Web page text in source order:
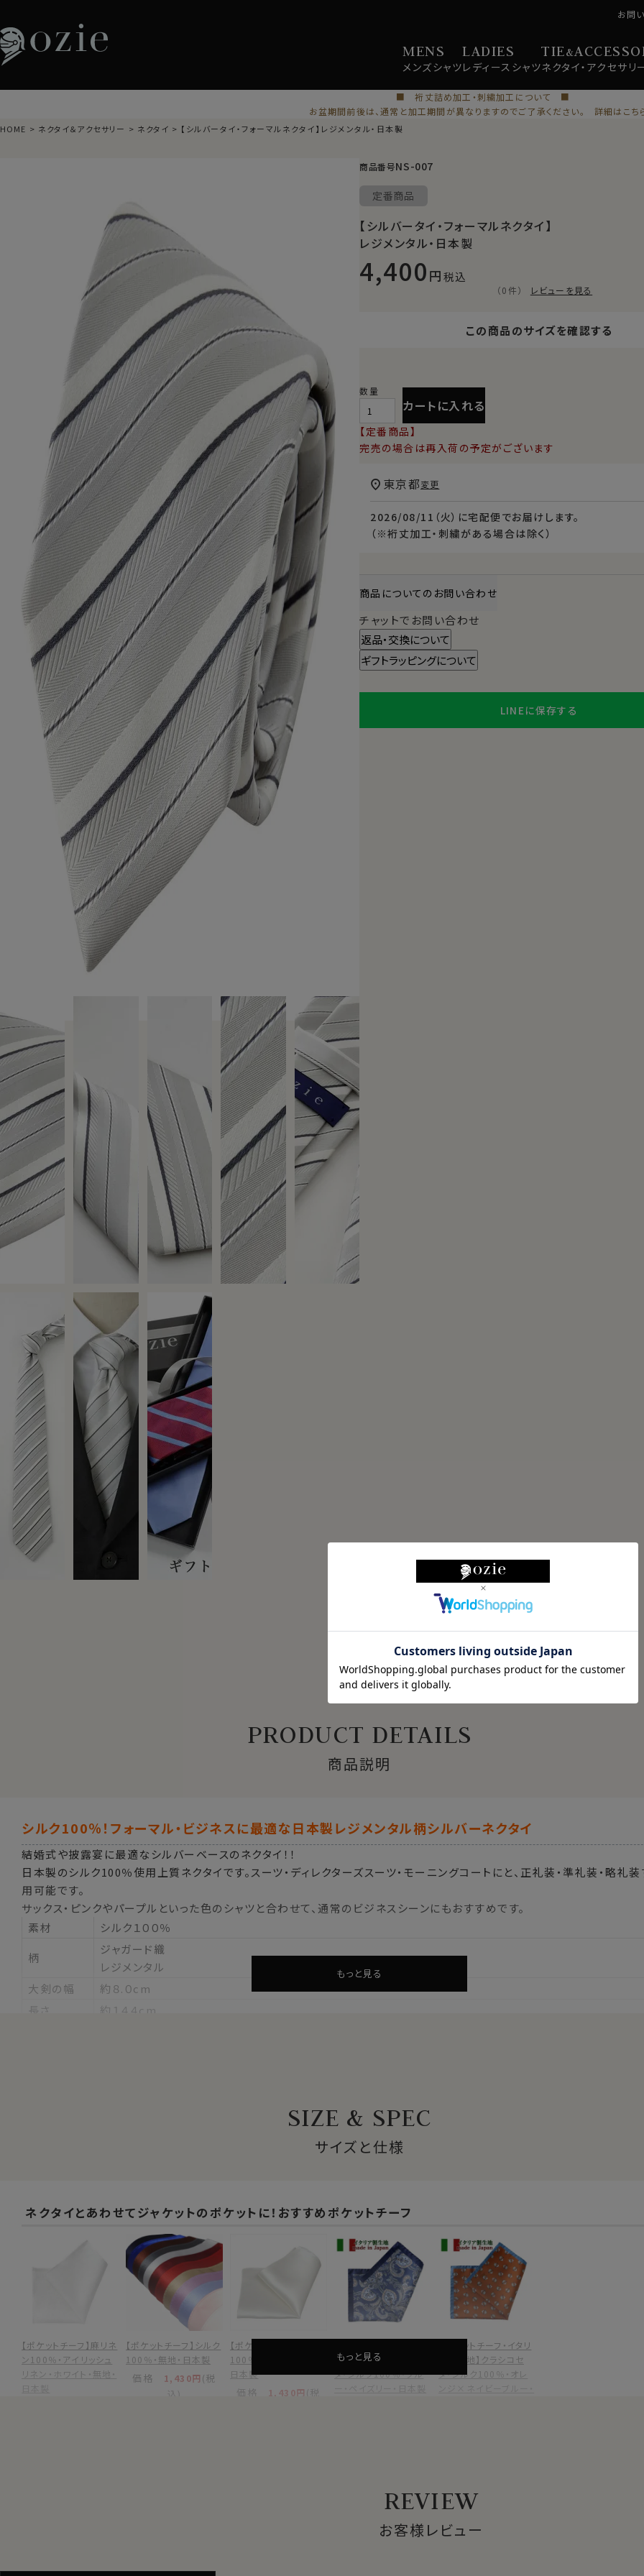
MENS
メンズシャツ
LADIES
レディース シャツ
TIE&
ネクタイ・ アクセサリ
お問
■ 裄丈詰め加工・刺繍加工について ■
お盆期間前後は、通常と加工期間が異なりますのでご了承ください。 詳細はこ
HOME ネクタイ＆アクセサリー ネクタイ 【シルバータイ・フォーマルネクタイ】レジメンタル・日本製
商品番号NS-007
定番商品
【シルバータイ・フォーマルネクタイ】
レジメンタル・日本製
4,400 税込
（0件） レビューを見る
この商品のサイズを確認する
カートに入れる
【定番商品】
完売の場合は再入荷の予定がございます
2026/08/11（火） に宅配便 でお届けします。
（※裄丈加工・刺繍がある場合は除く）
東京都変更
商品についてのお問い合わせ
チャットでお問い合わせ
返品・交換について
ギフトラッピングについて
LINEに保存する
PRODUCT DETAILS
商品説明
シルク100％！フォーマル・ビジネスに最適な日本製レジメンタル柄シルバーネクタイ
結婚式や披露宴に最適なシルバーベースのネクタイ！！
日本製のシルク100％使用上質ネクタイです。スーツ・ディレクターズスーツ・モーニングコートにと、正礼装・準礼装・略礼
用可能です。
サックス・ピンクやパープルといった色のシャツと合わせて、通常のビジネスシーンにもおすすめです。
素材
シルク１００％
柄
ジャガード織
レジメンタル
大剣の幅
約８.０cm
長さ
約１４４cm
もっと見る
SIZE & SPEC
サイズと仕様
ネクタイとあわせてジャケットのポケットに！おすすめポケットチーフ
【ポケットチーフ】麻リネ
ン100％・アイリッシュ
リネン・ホワイト・無地・
【ポケットチーフ】シルク
100％・無地・日本製
価格 1,430円 (税
込)
【ポケットチーフ】シルク
100％・ホワイト無地・
日本製
価格 1,430円
(税
ア製生地】クラシコセ
タ・シルク100％・ブル
【ポケットチーフ・イタリ
ア製生地】クラシコセ
タ・シルク100％・オレ
もっと見る
REVIEW
お客様レビュー